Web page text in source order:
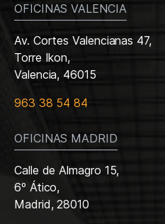
OFICINAS VALENCIA
Av. Cortes Valencianas 47,
Torre Ikon,
Valencia, 46015
963 38 54 84
OFICINAS MADRID
Calle de Almagro 15,
6º Ático,
Madrid, 28010